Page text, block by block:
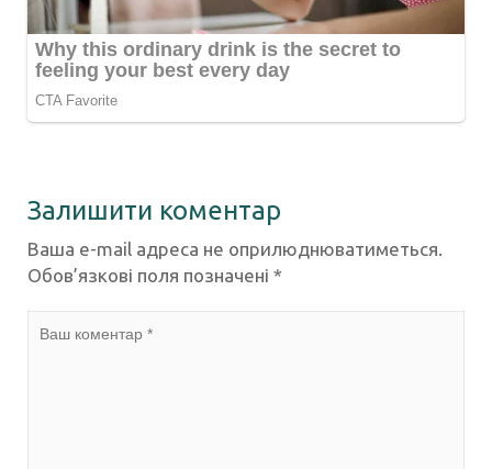
Залишити коментар
Ваша e-mail адреса не оприлюднюватиметься.
Обов’язкові поля позначені *